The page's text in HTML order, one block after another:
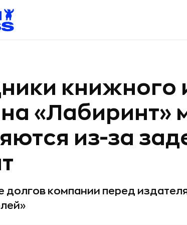
книжного
«Лабиринт»
из-за
долгов компании перед